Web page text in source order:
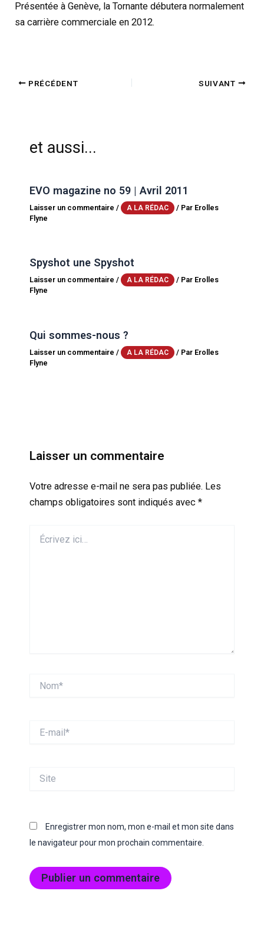
Présentée à Genève, la Tornante débutera normalement
sa carrière commerciale en 2012.
PRÉCÉDENT SUIVANT
et aussi...
EVO magazine no 59 | Avril 2011
Laisser un commentaire / A LA RÉDAC / Par Erolles
Flyne
Spyshot une Spyshot
Laisser un commentaire / A LA RÉDAC / Par Erolles
Flyne
Qui sommes-nous ?
Laisser un commentaire / A LA RÉDAC / Par Erolles
Flyne
Laisser un commentaire
Votre adresse e-mail ne sera pas publiée. Les
champs obligatoires sont indiqués avec *
ici…
mail*
Enregistrer mon nom, mon e-mail et mon site dans
le navigateur pour mon prochain commentaire.